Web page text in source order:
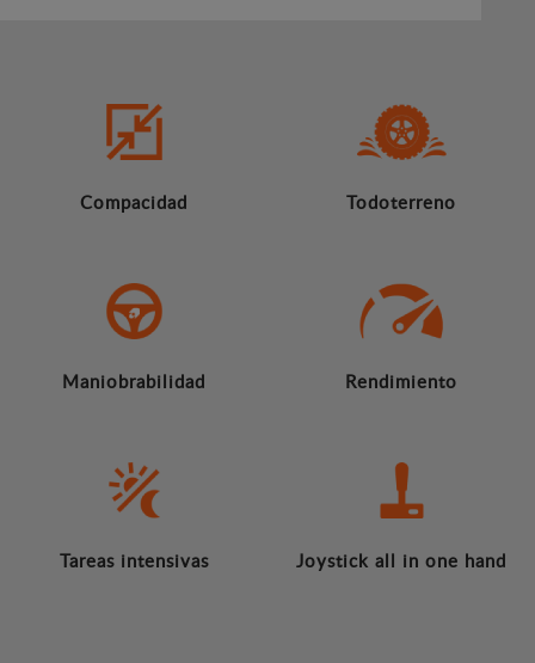
Compacidad Todoterreno
Maniobrabilidad Rendimiento
Tareas intensivas Joystick all in one hand